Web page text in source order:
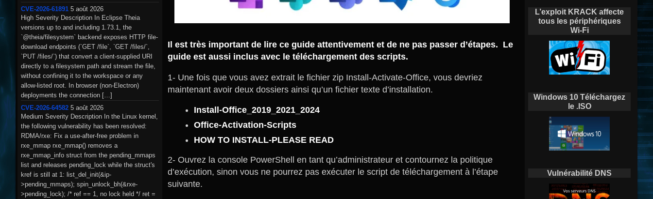
Il est très important de lire ce guide attentivement et de ne pas passer d’étapes. Le
guide est aussi inclus avec le téléchargement des scripts.
1- Une fois que vous avez extrait le fichier zip Install-Activate-Office, vous devriez
maintenant avoir deux dossiers ainsi qu’un fichier texte d’installation.
Install-Office_2019_2021_2024
Office-Activation-Scripts
HOW TO INSTALL-PLEASE READ
2- Ouvrez la console PowerShell en tant qu’administrateur et contournez la politique
d’exécution, sinon vous ne pourrez pas exécuter le script de téléchargement à l’étape
suivante.
L’exploit KRACK affecte
tous les périphériques
Wi-Fi
Windows 10 Téléchargez
le .ISO
Vulnérabilité DNS
buffers_length parameter. After copying data with
strncpy(buffers_out[buf_index], str,
buffers_length), the […]
CVE-2026-61891 5 août 2026
High Severity Description In Eclipse Theia
versions up to and including 1.73.1, the
`@theia/filesystem` backend exposes HTTP file-
download endpoints (`GET /file`, `GET /files/`,
`PUT /files/`) that convert a client-supplied URI
directly to a filesystem path and stream the file,
without confining it to the workspace or any
allow-listed root. In browser (non-Electron)
deployments the connection […]
CVE-2026-64582 5 août 2026
Medium Severity Description In the Linux kernel,
the following vulnerability has been resolved:
RDMA/rxe: Fix a use-after-free problem in
rxe_mmap rxe_mmap() removes a
rxe_mmap_info struct from the pending_mmaps
list and releases pending_lock while the struct's
kref is still at 1: list_del_init(&ip-
>pending_mmaps); spin_unlock_bh(&rxe-
>pending_lock); /* ref == 1, no lock held */ ret =